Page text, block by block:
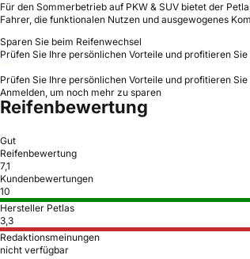
Für den Sommerbetrieb auf PKW & SUV bietet der
Fahrer, die funktionalen Nutzen und ausgewogenes
Sparen Sie beim Reifenwechsel
Prüfen Sie Ihre persönlichen Vorteile und profitieren
Prüfen Sie Ihre persönlichen Vorteile und profitieren
Anmelden, um noch mehr zu sparen
Reifenbewertung
Gut
Reifenbewertung
7,1
Kundenbewertungen
10
Hersteller Petlas
3,3
Redaktionsmeinungen
nicht verfügbar